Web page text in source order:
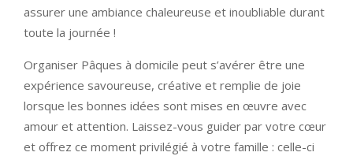
assurer une ambiance chaleureuse et inoubliable durant
toute la journée !
Organiser Pâques à domicile peut s’avérer être une
expérience savoureuse, créative et remplie de joie
lorsque les bonnes idées sont mises en œuvre avec
amour et attention. Laissez-vous guider par votre cœur
et offrez ce moment privilégié à votre famille : celle-ci